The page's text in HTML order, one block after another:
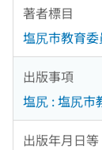
著者標目
塩尻市教育
出版事項
塩尻 : 塩尻市
出版年月日等